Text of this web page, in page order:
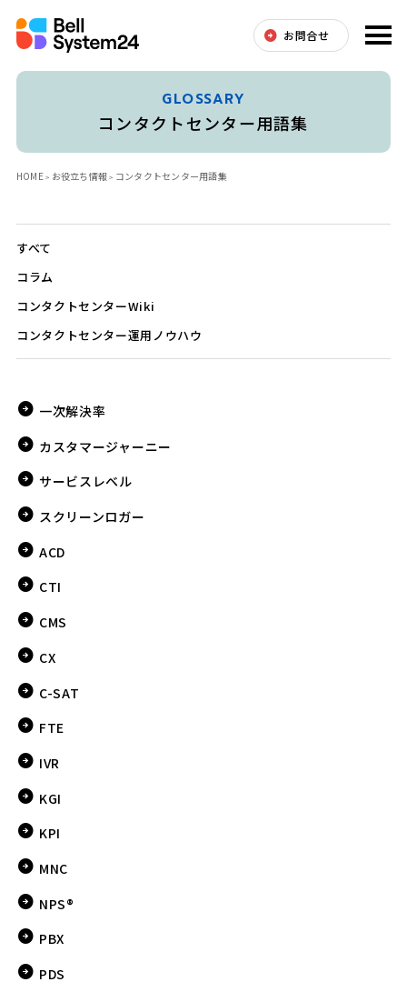
お問合せ
GLOSSARY
コンタクトセンター用語集
HOME お役立ち情報 コンタクトセンター用語集
すべて
コラム
コンタクトセンターWiki
コンタクトセンター運用ノウハウ
一次解決率
カスタマージャーニー
サービスレベル
スクリーンロガー
ACD
CTI
CMS
CX
C-SAT
FTE
IVR
KGI
KPI
MNC
NPS®
PBX
PDS